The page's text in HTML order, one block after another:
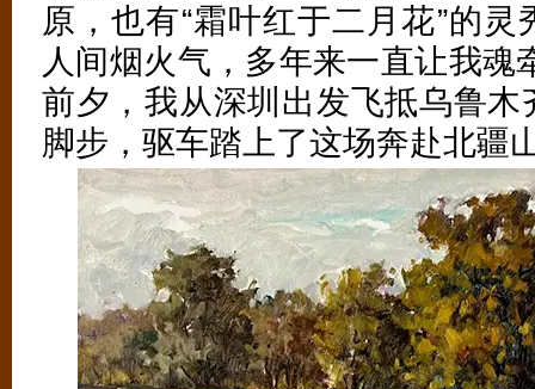
原，也有“霜叶红于二月花”的
人间烟火气，多年来一直让我魂
前夕，我从深圳出发飞抵乌鲁
脚步，驱车踏上了这场奔赴北疆